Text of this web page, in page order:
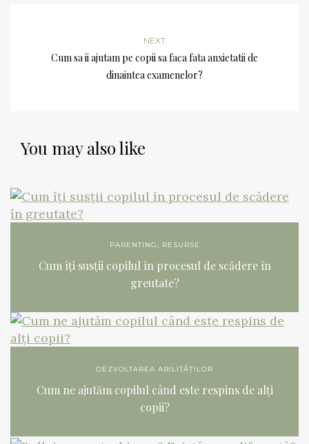
NEXT
Cum sa ii ajutam pe copii sa faca fata anxietatii de
dinaintea examenelor?
You may also like
PARENTING, RESURSE
Cum îți susții copilul în procesul de scădere în
greutate?
DEZVOLTAREA ABILITĂȚILOR
Cum ne ajutăm copilul când este respins de alți
copii?